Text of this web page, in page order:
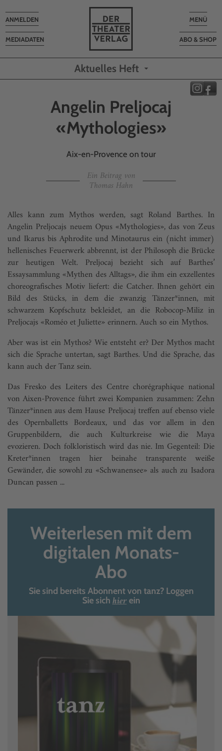
Toggle
MENÜ
ABO & SHOP
MEDIADATEN
Toggle
navigation
ANMELDEN
Aktuelles Heft
Angelin Preljocaj
«Mythologies»
Aix-en-Provence on tour
Ein Beitrag von
Thomas Hahn
Alles kann zum Mythos werden, sagt Roland Barthes. In
Angelin Preljocajs neuem Opus «Mythologies», das von Zeus
und Ikarus bis Aphrodite und Minotaurus ein (nicht immer)
hellenisches Feuerwerk abbrennt, ist der Philosoph die Brücke
zur heutigen Welt. Preljocaj bezieht sich auf Barthes’
Essaysammlung «Mythen des Alltags», die ihm ein exzellentes
choreografisches Motiv liefert: die Catcher. Ihnen gehört ein
Bild des Stücks, in dem die zwanzig Tänzer*innen, mit
schwarzem Kopfschutz bekleidet, an die Robocop-Miliz in
Preljocajs «Roméo et Juliette» erinnern. Auch so ein Mythos.
Aber was ist ein Mythos? Wie entsteht er? Der Mythos macht
sich die Sprache untertan, sagt Barthes. Und die Sprache, das
kann auch der Tanz sein.
Das Fresko des Leiters des Centre chorégraphique national
von Aixen-Provence führt zwei Kompanien zusammen: Zehn
Tänzer*innen aus dem Hause Preljocaj treffen auf ebenso viele
des Opernballetts Bordeaux, und das vor allem in den
Gruppenbildern, die auch Kulturkreise wie die Maya
evozieren. Doch folkloristisch wird das nie. Im Gegenteil: Die
Kreter*innen tragen hier beinahe transparente weiße
Gewänder, die sowohl zu «Schwanensee» als auch zu Isadora
Duncan passen ...
Weiterlesen mit dem
digitalen Monats-
Abo
Sie sind bereits Abonnent von tanz? Loggen
Sie sich hierein